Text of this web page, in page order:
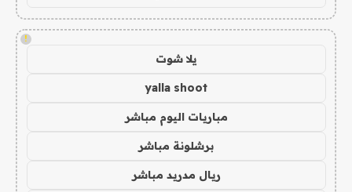
!
يلا شوت
yalla shoot
مباريات اليوم مباشر
برشلونة مباشر
ريال مدريد مباشر